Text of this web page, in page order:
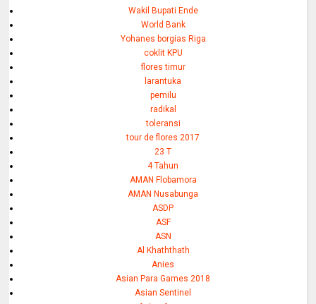
Wakil Bupati Ende
World Bank
Yohanes borgias Riga
coklit KPU
flores timur
larantuka
pemilu
radikal
toleransi
tour de flores 2017
23 T
4 Tahun
AMAN Flobamora
AMAN Nusabunga
ASDP
ASF
ASN
Al Khaththath
Anies
Asian Para Games 2018
Asian Sentinel